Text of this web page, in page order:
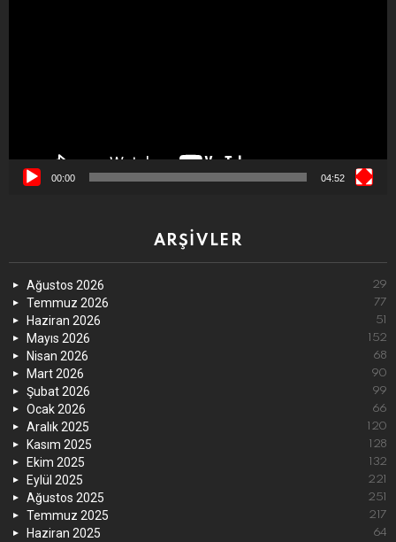
00:00 04:52
ARŞIVLER
Ağustos 2026 29
Temmuz 2026 77
Haziran 2026 51
Mayıs 2026 152
Nisan 2026 68
Mart 2026 90
Şubat 2026 99
Ocak 2026 66
Aralık 2025 120
Kasım 2025 128
Ekim 2025 132
Eylül 2025 221
Ağustos 2025 251
Temmuz 2025 217
Haziran 2025 64